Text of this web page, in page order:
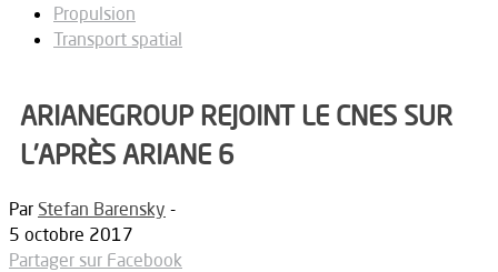
Propulsion
Transport spatial
ARIANEGROUP REJOINT LE CNES SUR
L’APRÈS ARIANE 6
Par Stefan Barensky -
5 octobre 2017
Partager sur Facebook